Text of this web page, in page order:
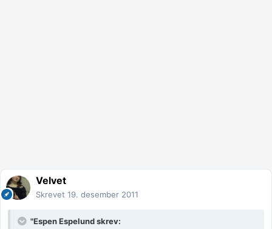
Velvet
Skrevet 19. desember 2011
"Espen Espelund skrev: